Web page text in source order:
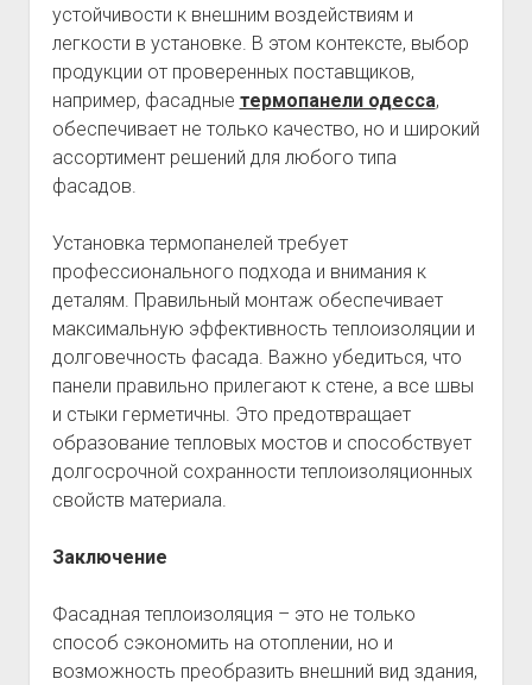
устойчивости к внешним воздействиям и
легкости в установке. В этом контексте, выбор
продукции от проверенных поставщиков,
например, фасадные термопанели одесса,
обеспечивает не только качество, но и широкий
ассортимент решений для любого типа
фасадов.
Установка термопанелей требует
профессионального подхода и внимания к
деталям. Правильный монтаж обеспечивает
максимальную эффективность теплоизоляции и
долговечность фасада. Важно убедиться, что
панели правильно прилегают к стене, а все швы
и стыки герметичны. Это предотвращает
образование тепловых мостов и способствует
долгосрочной сохранности теплоизоляционных
свойств материала.
Заключение
Фасадная теплоизоляция – это не только
способ сэкономить на отоплении, но и
возможность преобразить внешний вид здания,